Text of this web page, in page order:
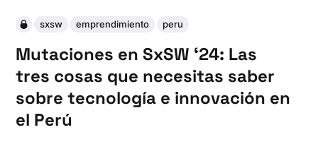
sxsw emprendimiento peru
Mutaciones en SxSW ‘24: Las
tres cosas que necesitas saber
sobre tecnología e innovación en
el Perú